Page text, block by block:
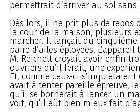
permettrait d’arriver au sol
Dès lors, il ne prit plus de repos
la cour de la maison, plusieurs
marcher. Il lançait du
paire d’ailes éployées.
M. Reichelt croyait avoir enfin
ouvriers qu’il ferait, une
Et, comme ceux-ci
avait à tenter pareille épreuve,
qu’il se bornerait à lancer un
voit, qu’il eût bien mieux fait